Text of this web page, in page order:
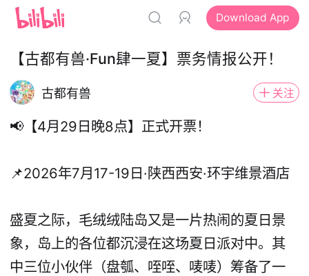
Download App
【古都有兽·Fun肆一夏】票务情报公开！
古都有兽 关注
📢【4月29日晚8点】正式开票！
📌2026年7月17-19日·陕西西安·环宇维景酒店
盛夏之际，毛绒绒陆岛又是一片热闹的夏日景
象，岛上的各位都沉浸在这场夏日派对中。其
中三位小伙伴（盘瓠、咥咥、唛唛）筹备了一